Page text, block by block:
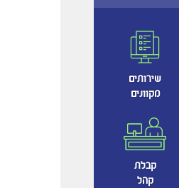
שירותים
מקוונים
קבלת
קהל